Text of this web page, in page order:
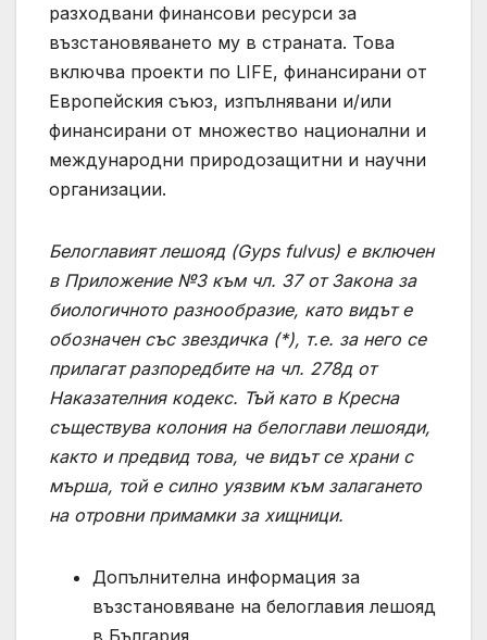
разходвани финансови ресурси за
възстановяването му в страната. Това
включва проекти по LIFE, финансирани от
Европейския съюз, изпълнявани и/или
финансирани от множество национални и
международни природозащитни и научни
организации.
Белоглавият лешояд (Gyps fulvus) е включен
в Приложение №3 към чл. 37 от Закона за
биологичното разнообразие, като видът е
обозначен със звездичка (*), т.е. за него се
прилагат разпоредбите на чл. 278д от
Наказателния кодекс. Тъй като в Кресна
съществува колония на белоглави лешояди,
както и предвид това, че видът се храни с
мърша, той е силно уязвим към залагането
на отровни примамки за хищници.
Допълнителна информация за
възстановяване на белоглавия лешояд
в България